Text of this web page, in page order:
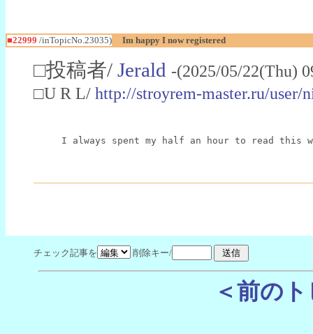
■22999 /inTopicNo.23035) Im happy I now registered
□投稿者/ Jerald -(2025/05/22(Thu)
□U R L/ http://stroyrem-master.ru/user/
I always spent my half an hour to read
チェック記事を 削除キー/
＜前の